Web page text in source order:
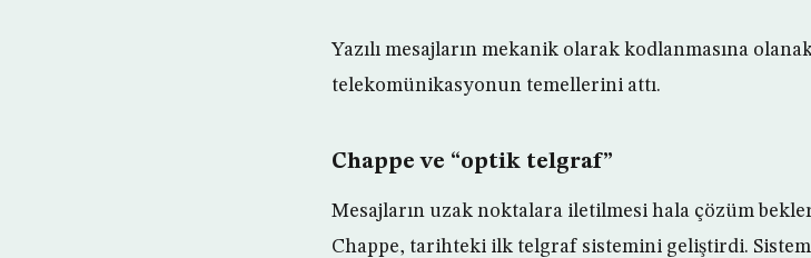
Yazılı mesajların mekanik olarak kodlanmasına
telekomünikasyonun temellerini attı.
Chappe ve “optik telgraf”
Mesajların uzak noktalara iletilmesi hala çözüm
Chappe, tarihteki ilk telgraf sistemini geliştirdi.